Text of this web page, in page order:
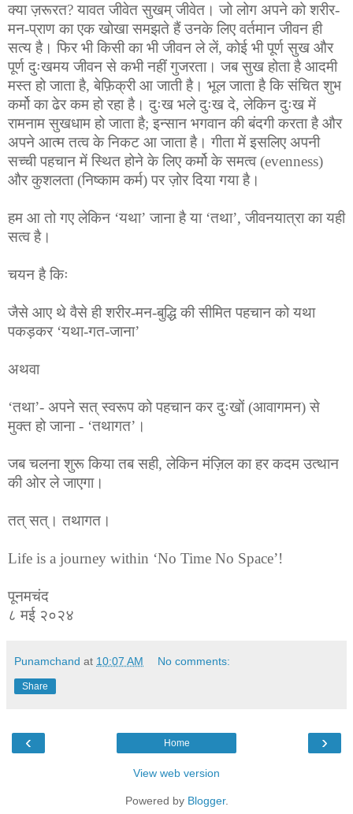
क्या ज़रूरत? यावत जीवेत सुखम् जीवेत। जो लोग अपने को शरीर-
मन-प्राण का एक खोखा समझते हैं उनके लिए वर्तमान जीवन ही
सत्य है। फिर भी किसी का भी जीवन ले लें, कोई भी पूर्ण सुख और
पूर्ण दुःखमय जीवन से कभी नहीं गुजरता। जब सुख होता है आदमी
मस्त हो जाता है, बेफ़िक्री आ जाती है। भूल जाता है कि संचित शुभ
कर्मो का ढेर कम हो रहा है। दुःख भले दुःख दे, लेकिन दुःख में
रामनाम सुखधाम हो जाता है; इन्सान भगवान की बंदगी करता है और
अपने आत्म तत्व के निकट आ जाता है। गीता में इसलिए अपनी
सच्ची पहचान में स्थित होने के लिए कर्मो के समत्व (evenness)
और कुशलता (निष्काम कर्म) पर ज़ोर दिया गया है।
हम आ तो गए लेकिन ‘यथा’ जाना है या ‘तथा’, जीवनयात्रा का यही
सत्व है।
चयन है किः
जैसे आए थे वैसे ही शरीर-मन-बुद्धि की सीमित पहचान को यथा
पकड़कर ‘यथा-गत-जाना’
अथवा
‘तथा’- अपने सत् स्वरूप को पहचान कर दुःखों (आवागमन) से
मुक्त हो जाना - ‘तथागत’।
जब चलना शुरू किया तब सही, लेकिन मंज़िल का हर कदम उत्थान
की ओर ले जाएगा।
तत् सत्। तथागत।
Life is a journey within ‘No Time No Space’!
पूनमचंद
८ मई २०२४
Punamchand at 10:07 AM No comments:
Share
‹ ›
Home
View web version
Powered by Blogger.